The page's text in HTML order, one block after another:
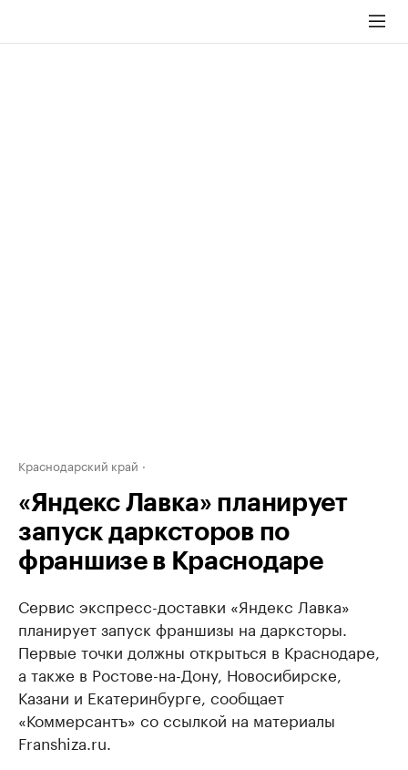
Краснодарский край
«Яндекс Лавка» планирует
запуск дарксторов по
франшизе в Краснодаре
Сервис экспресс-доставки «Яндекс Лавка»
планирует запуск франшизы на дарксторы.
Первые точки должны открыться в Краснодаре,
а также в Ростове-на-Дону, Новосибирске,
Казани и Екатеринбурге, сообщает
«Коммерсантъ» со ссылкой на материалы
Franshiza.ru.